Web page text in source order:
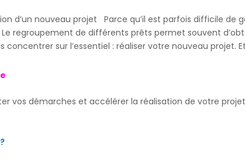
d’un nouveau projet Parce qu’il est parfois difficile de
regroupement de différents prêts permet souvent
concentrer sur l’essentiel : réaliser votre nouveau projet.
vos démarches et accélérer la réalisation de votre